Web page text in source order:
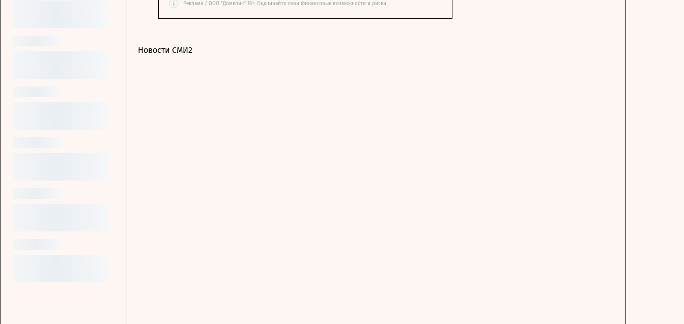
i Реклама / ООО "Домклик" 16+. Оценивайте свои финансовые возможности и риски
Новости СМИ2